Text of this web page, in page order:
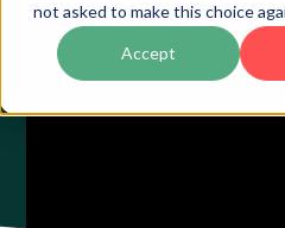
not asked to make this choice
Accept